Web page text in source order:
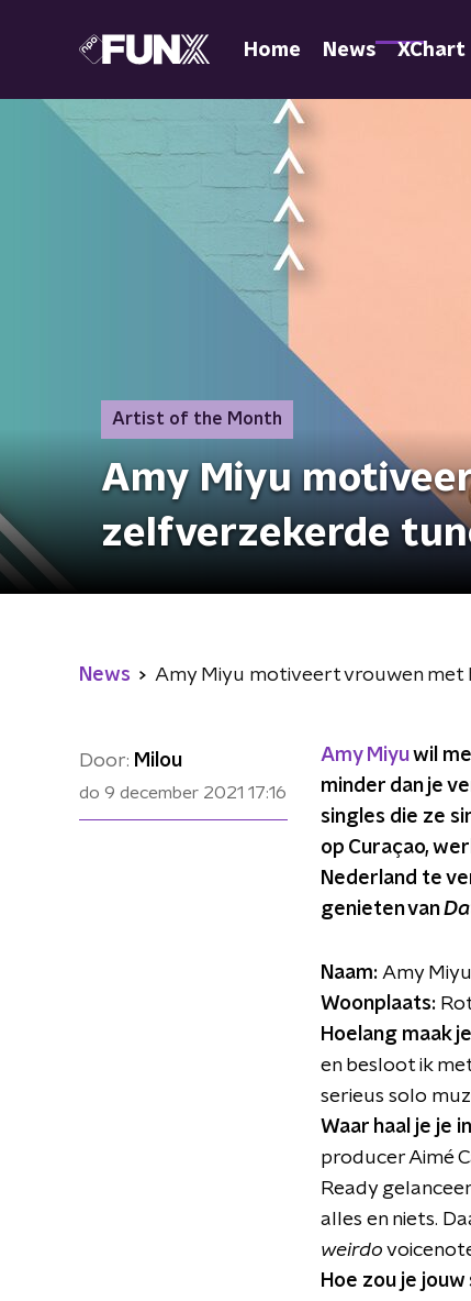
Home News XChart
Artist of the Month
Amy Miyu
zelfverzekerde
News Amy Miyu motiveert vrouwen met
Door: Milou
do 9 december 2021 17:16
Amy Miyuwil
minder dan je
singles die ze
op Curaçao,
Nederland te
genieten van
Naam: Amy Miyu
Woonplaats:
Hoelang maak
en besloot ik
serieus solo
Waar haal je je
producer Aimé
Ready
alles en niets.
weirdo
Hoe zou je